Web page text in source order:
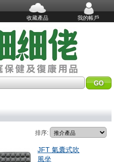
收藏產品 我的帳戶
排序:
JFT 氣囊式吹
風坐